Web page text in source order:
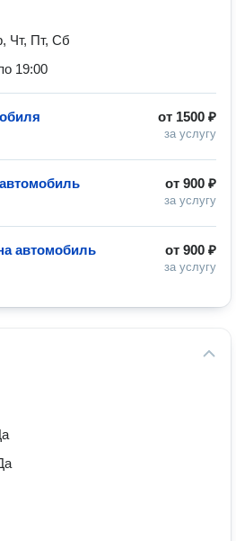
Чт, Пт, Сб
19:00
от 1500 ₽
за услугу
от 900 ₽
за услугу
от 900 ₽
за услугу
автомобиль